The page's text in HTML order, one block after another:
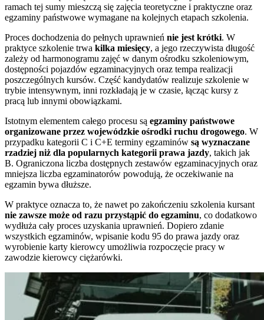
ramach tej sumy mieszczą się zajęcia teoretyczne i praktyczne oraz
egzaminy państwowe wymagane na kolejnych etapach szkolenia.
Proces dochodzenia do pełnych uprawnień nie jest krótki. W
praktyce szkolenie trwa kilka miesięcy, a jego rzeczywista długość
zależy od harmonogramu zajęć w danym ośrodku szkoleniowym,
dostępności pojazdów egzaminacyjnych oraz tempa realizacji
poszczególnych kursów. Część kandydatów realizuje szkolenie w
trybie intensywnym, inni rozkładają je w czasie, łącząc kursy z
pracą lub innymi obowiązkami.
Istotnym elementem całego procesu są egzaminy państwowe
organizowane przez wojewódzkie ośrodki ruchu drogowego. W
przypadku kategorii C i C+E terminy egzaminów są wyznaczane
rzadziej niż dla popularnych kategorii prawa jazdy, takich jak
B. Ograniczona liczba dostępnych zestawów egzaminacyjnych oraz
mniejsza liczba egzaminatorów powodują, że oczekiwanie na
egzamin bywa dłuższe.
W praktyce oznacza to, że nawet po zakończeniu szkolenia kursant
nie zawsze może od razu przystąpić do egzaminu, co dodatkowo
wydłuża cały proces uzyskania uprawnień. Dopiero zdanie
wszystkich egzaminów, wpisanie kodu 95 do prawa jazdy oraz
wyrobienie karty kierowcy umożliwia rozpoczęcie pracy w
zawodzie kierowcy ciężarówki.